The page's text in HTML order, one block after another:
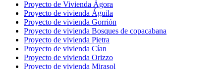
Proyecto de Vivienda Ágora
Proyecto de vivienda Águila
Proyecto de vivienda Gorrión
Proyecto de vivienda Bosques de copacabana
Proyecto de vivienda Pietra
Proyecto de vivienda Cían
Proyecto de vivienda Orizzo
Proyecto de vivienda Mirasol